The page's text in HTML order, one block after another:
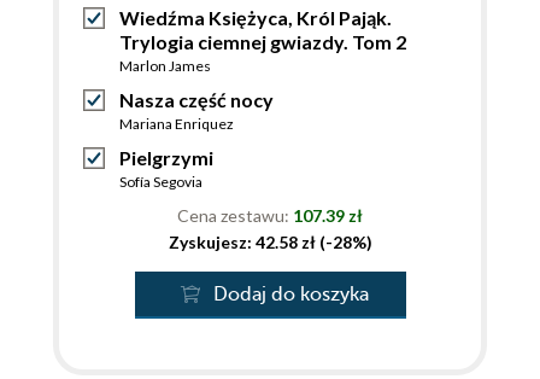
Wiedźma Księżyca, Król Pająk.
Trylogia ciemnej gwiazdy. Tom 2
Marlon James
Nasza część nocy
Mariana Enriquez
Pielgrzymi
Sofía Segovia
Cena zestawu: 107.39 zł
Zyskujesz: 42.58 zł (-28%)
Dodaj do koszyka